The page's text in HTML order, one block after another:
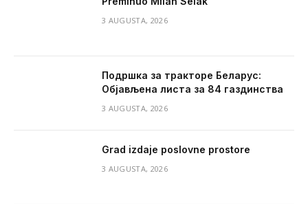
3 AUGUSTA, 2026
Подршка за тракторе Беларус:
Објављена листа за 84 газдинства
3 AUGUSTA, 2026
Grad izdaje poslovne prostore
3 AUGUSTA, 2026